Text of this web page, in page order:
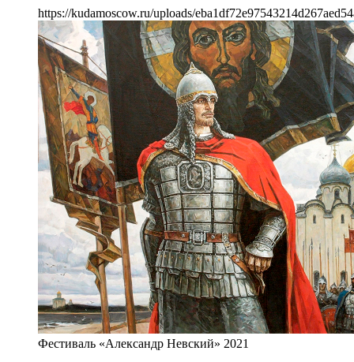
https://kudamoscow.ru/uploads/
Фестиваль «Александр Невский» 2021